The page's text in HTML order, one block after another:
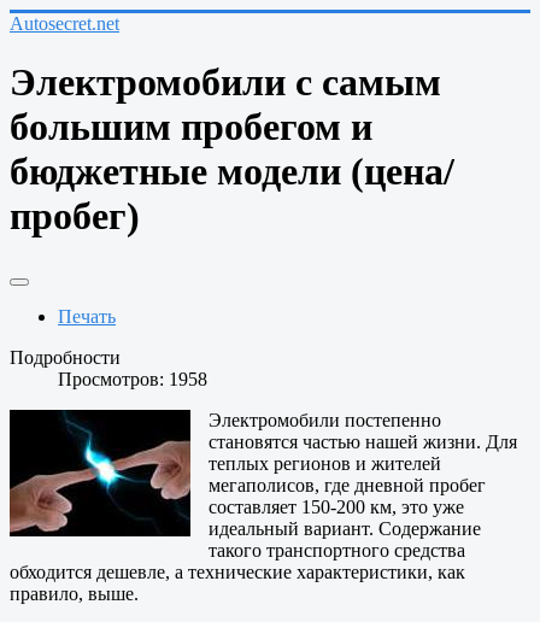
Autosecret.net
Электромобили с самым
большим пробегом и
бюджетные модели (цена/
пробег)
Печать
Подробности
Просмотров: 1958
Электромобили постепенно
становятся частью нашей жизни. Для
теплых регионов и жителей
мегаполисов, где дневной пробег
составляет 150-200 км, это уже
идеальный вариант. Содержание
такого транспортного средства
обходится дешевле, а технические характеристики, как
правило, выше.